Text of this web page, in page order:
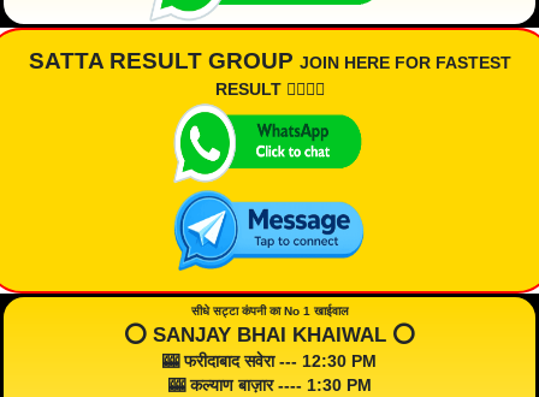
SATTA RESULT GROUP JOIN HERE FOR FASTEST
RESULT 👇🏾👇🏾
सीधे सट्टा कंपनी का No 1 खाईवाल
⭕️ SANJAY BHAI KHAIWAL ⭕️
🎰 फरीदाबाद सवेरा --- 12:30 PM
🎰 कल्याण बाज़ार ---- 1:30 PM